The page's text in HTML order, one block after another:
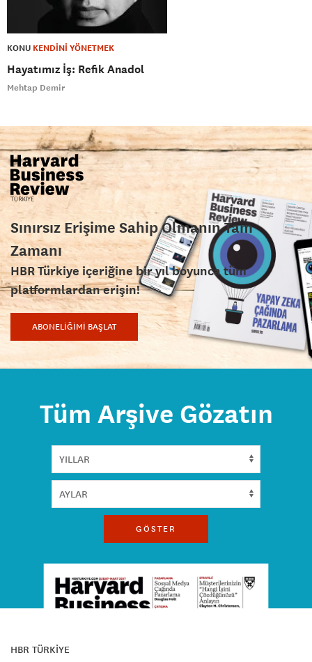
KONU KENDİNİ YÖNETMEK
Hayatımız İş: Refik Anadol
Mehtap Demir
Sınırsız Erişime Sahip Olmanın Tam
Zamanı
HBR Türkiye içeriğine bir yıl boyunca tüm
platformlardan erişin!
ABONELİĞİMİ BAŞLAT
Tüm Arşive Gözatın
GÖSTER
HBR TÜRKİYE